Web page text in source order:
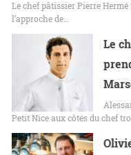
Le chef pâtissier Pierre
l’approche de…
Le
Petit Nice aux côtés du chef